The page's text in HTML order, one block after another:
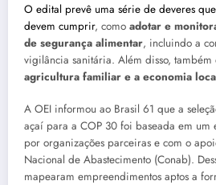
O edital prevê uma série de deveres
devem cumprir, como adotar e
de segurança alimentar, incluindo a
vigilância sanitária. Além disso, também
agricultura familiar e a economia
A OEI informou ao Brasil 61 que a
açaí para a COP 30 foi baseada em um
por organizações parceiras e com o
Nacional de Abastecimento (Conab).
mapearam empreendimentos aptos a